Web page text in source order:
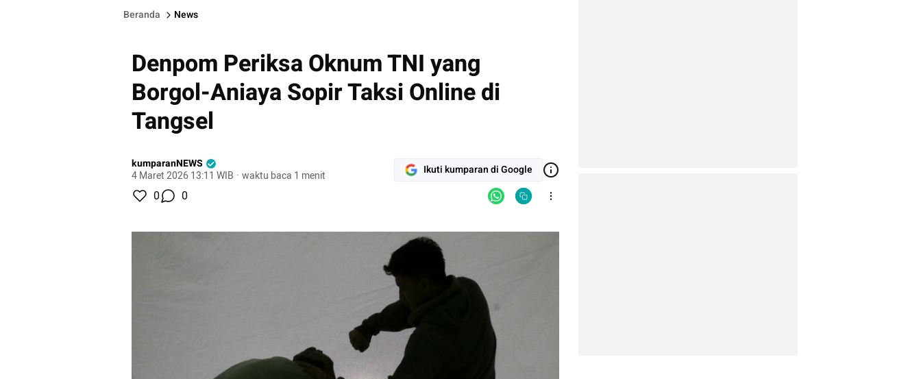
Beranda News
Denpom Periksa Oknum TNI yang
Borgol-Aniaya Sopir Taksi Online di
Tangsel
kumparanNEWS
4 Maret 2026 13:11 WIB · waktu baca 1 menit Ikuti kumparan di Google
0 0